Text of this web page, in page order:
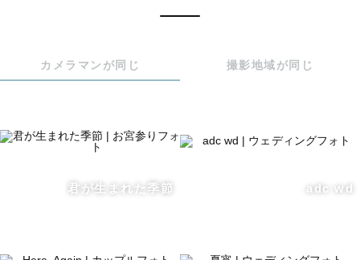
📺パンサー尾形貴弘と狩野英孝の全力おたすけバラエティ
カメラマンが同じ 撮影地域が同じ
君が生まれた季節 adc wd